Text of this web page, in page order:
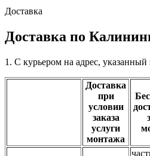
Доставка
Доставка по
1. С курьером на адрес, указанный
Доставка
при
условии
заказа
услуги
монтажа